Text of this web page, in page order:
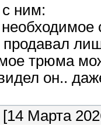
ним:
продавал
трюма
он..
[14 Марта